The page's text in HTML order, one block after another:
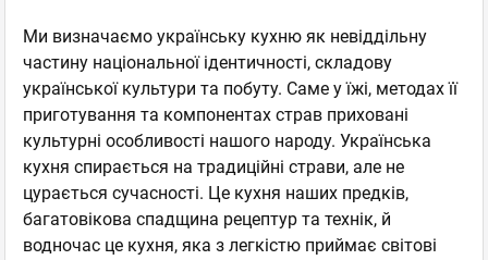
Ми визначаємо українську кухню як невіддільну
частину національної ідентичності, складову
української культури та побуту. Саме у їжі, методах її
приготування та компонентах страв приховані
культурні особливості нашого народу. Українська
кухня спирається на традиційні страви, але не
цурається сучасності. Це кухня наших предків,
багатовікова спадщина рецептур та технік, й
водночас це кухня, яка з легкістю приймає світові